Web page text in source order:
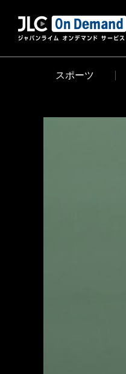
スポーツ